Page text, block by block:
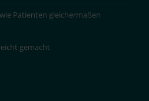
Patienten gleichermaßen
gemacht